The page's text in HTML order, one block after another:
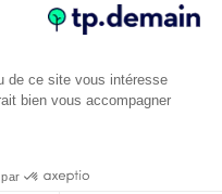
mes informations
2026Mentions légales
de ce site vous intéresse
bien vous accompagner